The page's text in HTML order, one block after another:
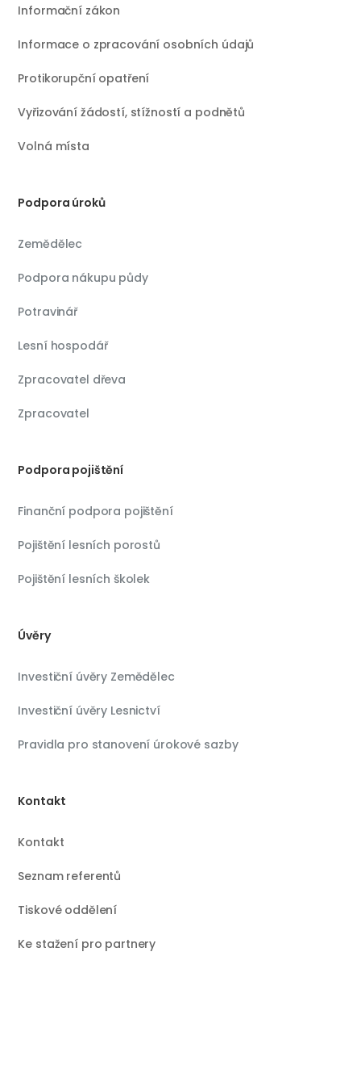
Informační zákon
Informace o zpracování osobních údajů
Protikorupční opatření
Vyřizování žádostí, stížností a podnětů
Volná místa
Podpora úroků
Zemědělec
Podpora nákupu půdy
Potravinář
Lesní hospodář
Zpracovatel dřeva
Zpracovatel
Podpora pojištění
Finanční podpora pojištění
Pojištění lesních porostů
Pojištění lesních školek
Úvěry
Investiční úvěry Zemědělec
Investiční úvěry Lesnictví
Pravidla pro stanovení úrokové sazby
Kontakt
Kontakt
Seznam referentů
Tiskové oddělení
Ke stažení pro partnery